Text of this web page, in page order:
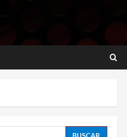
aguacate desde México